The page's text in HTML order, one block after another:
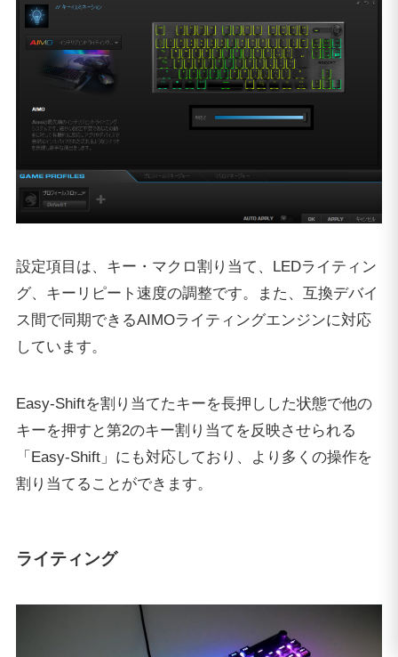
設定項目は、キー・マクロ割り当て、LEDライティン
グ、キーリピート速度の調整です。また、互換デバイ
ス間で同期できるAIMOライティングエンジンに対応
しています。
Easy-Shiftを割り当てたキーを長押しした状態で他の
キーを押すと第2のキー割り当てを反映させられる
「Easy-Shift」にも対応しており、より多くの操作を
割り当てることができます。
ライティング